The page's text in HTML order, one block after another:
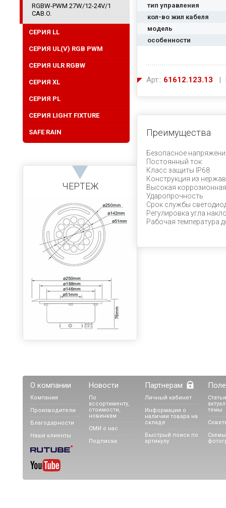
тип управления
кол-во жил кабеля
модель
особенности
Арт.: 61612.123.13 |
Преимущества
Безопасное
Постоянный ток
Класс защиты IP68
Конструкция из
Высокая
Ударопрочность
Срок службы
Регулировка угла
Рабочая температура
RGBW-PWM 27W/12-24V/1
CAB.O.
СЕРИЯ LL
СЕРИЯ UL(V) RGB PWM
СЕРИЯ ULR RGBW
CЕРИЯ XL
СЕРИЯ PL
СЕРИЯ LIGHT FIXTURE
SAFE RAIN
ЧЕРТЕЖ
О компании
Компания
Производители
Благодарности
Наши клиенты
Новости
По
ассортименту,
стоимости,
новинкам
СМИ о нас
Подписка
Партнерам
Личный кабинет
Информация о
наличии товара на
складе
Быстрый поиск по
артикулу
темы